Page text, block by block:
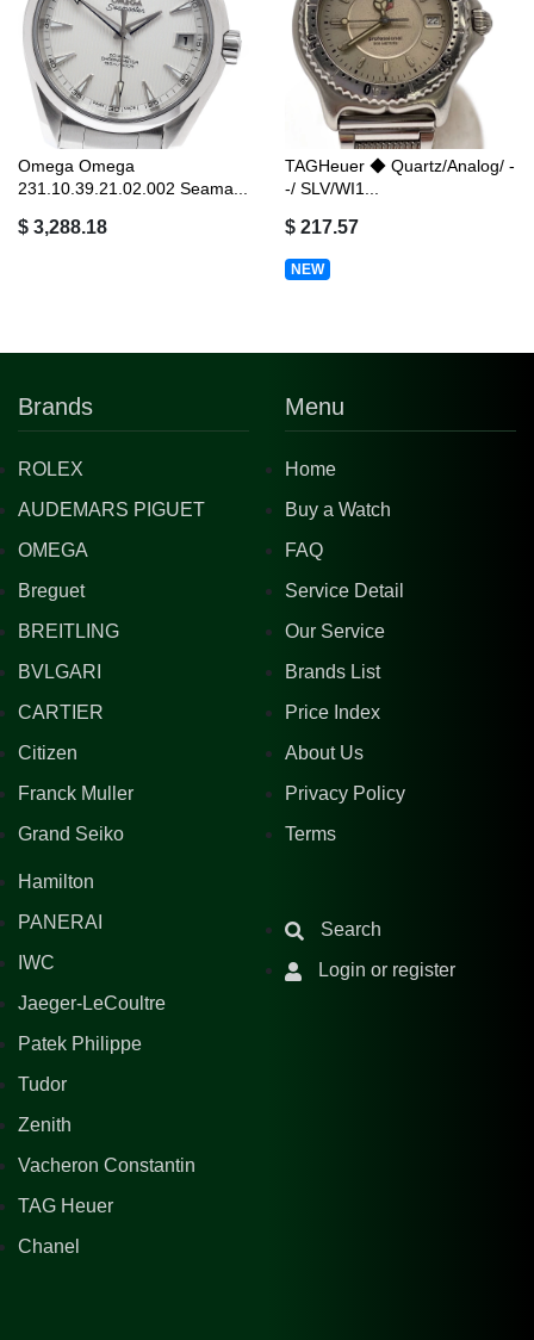
Omega Omega
231.10.39.21.02.002 Seama...
$ 3,288.18
TAGHeuer ◆ Quartz/Analog/ -
-/ SLV/WI1...
$ 217.57
NEW
Brands
ROLEX
AUDEMARS PIGUET
OMEGA
Breguet
BREITLING
BVLGARI
CARTIER
Citizen
Franck Muller
Grand Seiko
Hamilton
PANERAI
IWC
Jaeger-LeCoultre
Patek Philippe
Tudor
Zenith
Vacheron Constantin
TAG Heuer
Chanel
Menu
Home
Buy a Watch
FAQ
Service Detail
Our Service
Brands List
Price Index
About Us
Privacy Policy
Terms
Search
Login or register